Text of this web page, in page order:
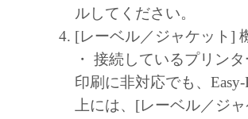
ルしてください。
[レーベル／ジャケット]
・ 接続しているプリン
印刷に非対応でも、
上には、[レーベル／ジ